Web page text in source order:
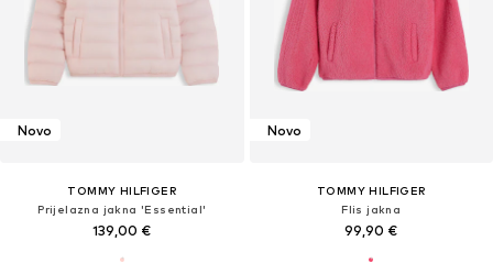
Novo
TOMMY HILFIGER
Prijelazna jakna 'Essential'
139,00 €
Novo
TOMMY HILFIGER
Flis jakna
99,90 €